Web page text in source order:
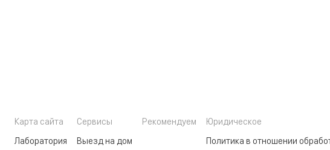
Карта сайта
Лаборатория
Сервисы
Выезд на дом
Рекомендуем
Юридическое
Политика в отношении